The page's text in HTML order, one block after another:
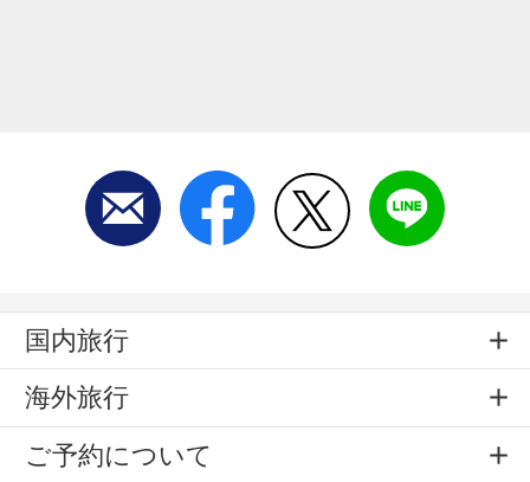
国内旅行
海外旅行
ご予約について